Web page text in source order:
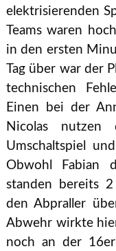
elektrisierenden
Teams waren
in den ersten
Tag über war der
technischen
Einen bei der
Nicolas
Umschaltspiel
Obwohl Fabian
standen bereits
den Abpraller
Abwehr wirkte
noch an der